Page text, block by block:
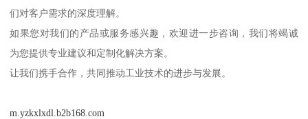
们对客户需求的深度理解。
如果您对我们的产品或服务感兴趣，欢迎进一步咨询，我们将竭诚
为您提供专业建议和定制化解决方案。
让我们携手合作，共同推动工业技术的进步与发展。
m.yzkxlxdl.b2b168.com